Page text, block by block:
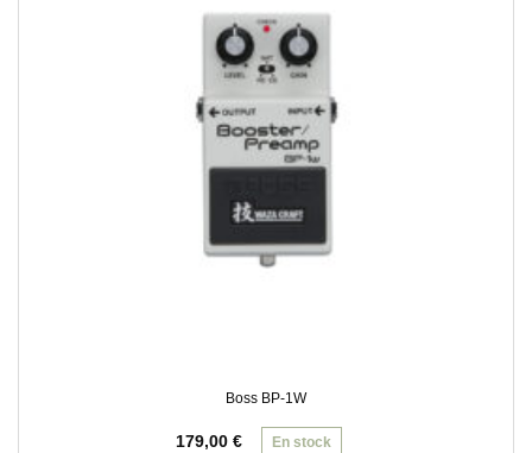
Boss BP-1W
179,00 € En stock